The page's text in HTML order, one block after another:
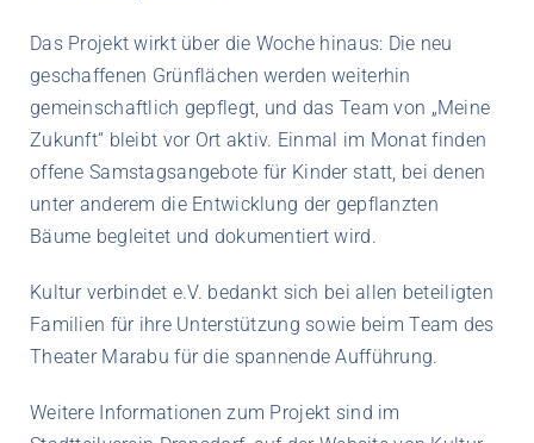
Das Projekt wirkt über die Woche hinaus: Die neu
geschaffenen Grünflächen werden weiterhin
gemeinschaftlich gepflegt, und das Team von „Meine
Zukunft“ bleibt vor Ort aktiv. Einmal im Monat finden
offene Samstagsangebote für Kinder statt, bei denen
unter anderem die Entwicklung der gepflanzten
Bäume begleitet und dokumentiert wird.
Kultur verbindet e.V. bedankt sich bei allen beteiligten
Familien für ihre Unterstützung sowie beim Team des
Theater Marabu für die spannende Aufführung.
Weitere Informationen zum Projekt sind im